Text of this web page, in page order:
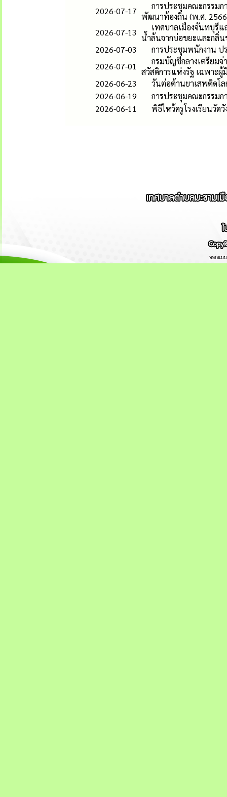
2026-07-17
การประชุมคณะกรรม
พัฒนาท้องถิ่น (พ.ศ.
2026-07-13
เทศบาลเมืองจันทบุรี
น้ำล้นจากบ่อขยะและกลิ่น
2026-07-03
การประชุมพนักงาน ป
2026-07-01
กรมบัญชีกลางเตรียมจ่
สวัสดิการแห่งรัฐ เฉพาะผู้
2026-06-23
วันต่อต้านยาเสพติดโล
2026-06-19
การประชุมคณะกรรม
2026-06-11
พิธีไหว้ครูโรงเรียนวัด